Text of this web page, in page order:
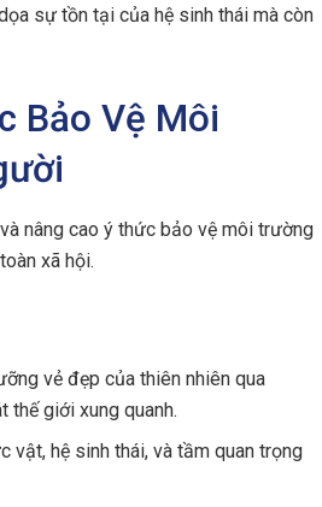
sự tồn tại của hệ sinh thái mà còn
Bảo Vệ Môi
nâng cao ý thức bảo vệ môi trường
xã hội.
vẻ đẹp của thiên nhiên qua
thế giới xung quanh.
vật, hệ sinh thái, và tầm quan trọng